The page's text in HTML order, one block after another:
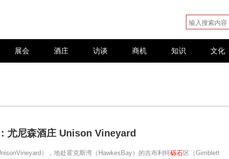
展会 酒庄 访谈 商机 知识 文化
尤尼森酒庄 Unison Vineyard
），地处霍克斯湾（HawkesBay）的吉布利特砾石区（Gimblett